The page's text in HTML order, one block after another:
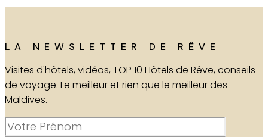
LA NEWSLETTER DE RÊVE
Visites d'hôtels, vidéos, TOP 10 Hôtels de Rêve, conseils
de voyage. Le meilleur et rien que le meilleur des
Maldives.